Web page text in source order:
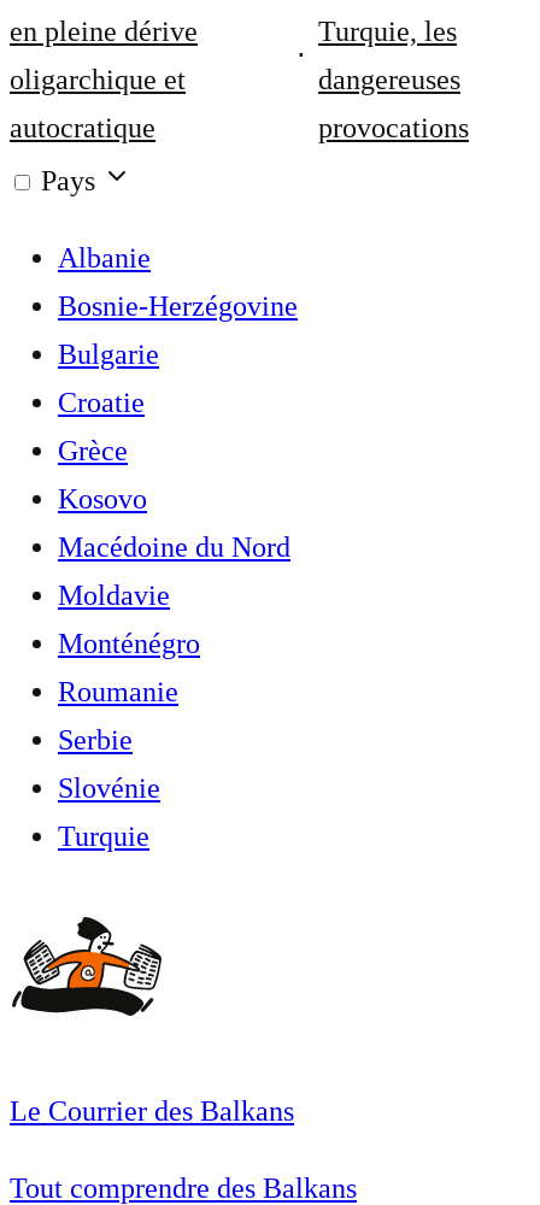
en pleine dérive
oligarchique et
autocratique
Turquie, les
dangereuses
provocations
Pays
Albanie
Bosnie-Herzégovine
Bulgarie
Croatie
Grèce
Kosovo
Macédoine du Nord
Moldavie
Monténégro
Roumanie
Serbie
Slovénie
Turquie
Le Courrier des Balkans
Tout comprendre des Balkans